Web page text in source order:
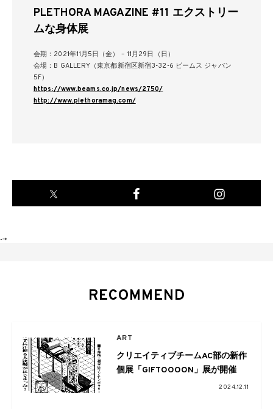
PLETHORA MAGAZINE #11 エクストリー
ムな身体展
会期：2021年11月5日（金） – 11月29日（日）
会場：B GALLERY（東京都新宿区新宿3-32-6 ビームス ジャパン
5F）
https://www.beams.co.jp/news/2750/
http://www.plethoramag.com/
-->
RECOMMEND
ART
クリエイティブチームAC部の新作
個展「GIFTOOOON」展が開催
2024.12.11